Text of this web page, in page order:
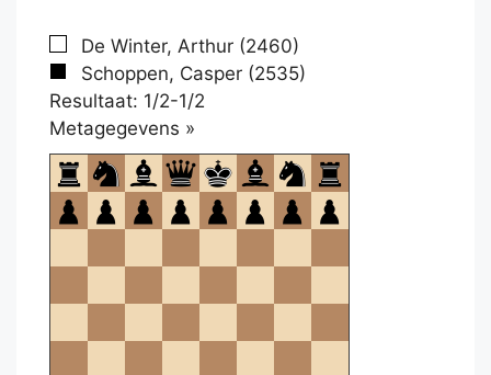
De Winter, Arthur (2460)
Schoppen, Casper (2535)
Resultaat: 1/2-1/2
Metagegevens »
om
te
openen.